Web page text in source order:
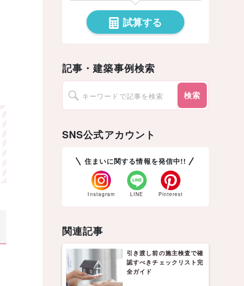
試算する
記事・建築事例検索
検索
SNS公式アカウント
住まいに関する情報を発信中!!
Instagram LINE Pinterest
関連記事
引き渡し前の施主検査で確
認すべきチェックリスト完
全ガイド